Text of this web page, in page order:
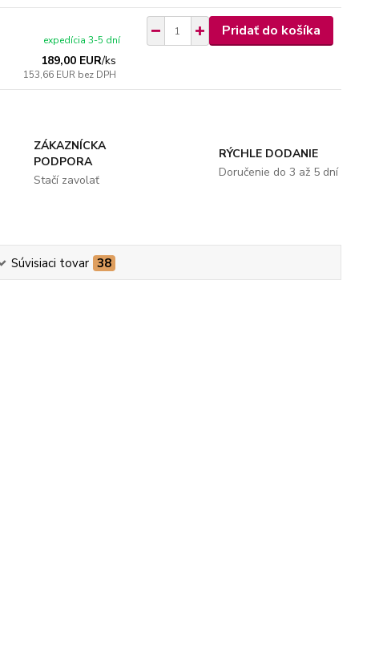
189,00 EUR/ks
153,66 EUR bez DPH
expedícia 3-5 dní
Pridať do košíka
ZÁKAZNÍCKA
PODPORA
Stačí zavolať
RÝCHLE DODANIE
Doručenie do 3 až 5 dní
Súvisiaci tovar 38